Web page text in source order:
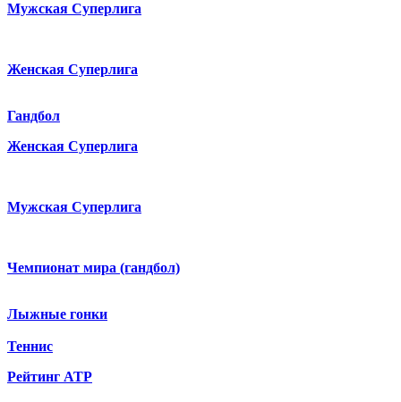
Мужская Суперлига
Женская Суперлига
Гандбол
Женская Суперлига
Мужская Суперлига
Чемпионат мира (гандбол)
Лыжные гонки
Теннис
Рейтинг ATP